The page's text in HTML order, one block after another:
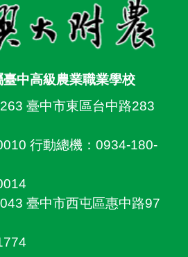
中高級農業職業學校
臺中市東區台中路283
行動總機：0934-180-
臺中市西屯區惠中路97